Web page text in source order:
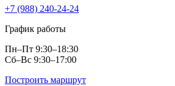
+7 (988) 240-24-24
График работы
Пн–Пт 9:30–18:30
Сб–Вс 9:30–17:00
Построить маршрут